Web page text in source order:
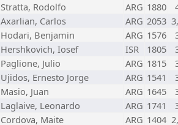
Stratta, Rodolfo ARG 1880
Axarlian, Carlos ARG 2053
Hodari, Benjamin ARG 1576
Hershkovich, Iosef ISR 1805
Paglione, Julio ARG 1815
Ujidos, Ernesto Jorge ARG 1541
Masio, Juan ARG 1645
Laglaive, Leonardo ARG 1741
Cordova, Maite ARG 1404